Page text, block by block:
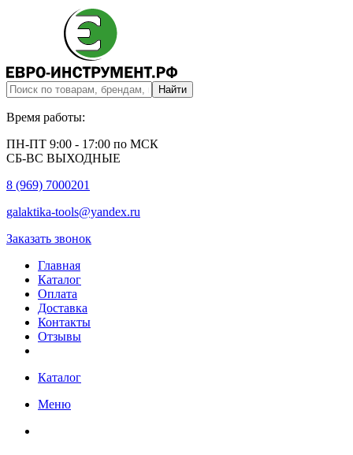
Время работы:
ПН-ПТ 9:00 - 17:00 по МСК
СБ-ВС ВЫХОДНЫЕ
8 (969) 7000201
galaktika-tools@yandex.ru
Заказать звонок
Главная
Каталог
Оплата
Доставка
Контакты
Отзывы
Каталог
Меню